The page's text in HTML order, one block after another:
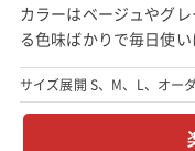
カラーはベージュやグ
る色味ばかりで毎日使い
サイズ展開 S、M、L、オー